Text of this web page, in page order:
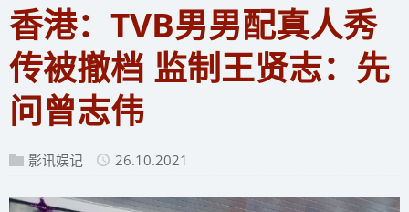
香港：TVB男男配真人秀
传被撤档 监制王贤志：先
问曾志伟
影讯娱记 26.10.2021